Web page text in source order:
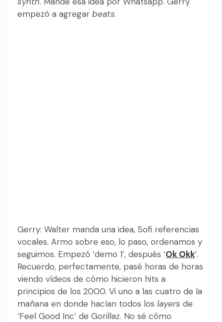
empezó a agregar beats.
Gerry: Walter manda una idea, Sofi referencias
vocales. Armo sobre eso, lo paso, ordenamos y
seguimos. Empezó ‘demo 1’, después ‘Ok Okk’.
Recuerdo, perfectamente, pasé horas de horas
viendo vídeos de cómo hicieron hits a
principios de los 2000. Vi uno a las cuatro de la
mañana en donde hacían todos los layers de
‘Feel Good Inc’ de Gorillaz. No sé cómo